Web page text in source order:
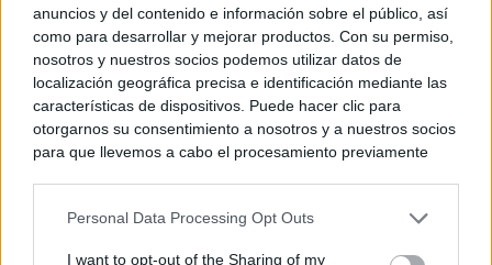
anuncios y del contenido e información sobre el público, así
como para desarrollar y mejorar productos. Con su permiso,
nosotros y nuestros socios podemos utilizar datos de
localización geográfica precisa e identificación mediante las
características de dispositivos. Puede hacer clic para
otorgarnos su consentimiento a nosotros y a nuestros socios
para que llevemos a cabo el procesamiento previamente
negar su consentimiento. Tenga en cuenta que algún
Personal Data Processing Opt Outs
I want to opt-out of the Sharing of my